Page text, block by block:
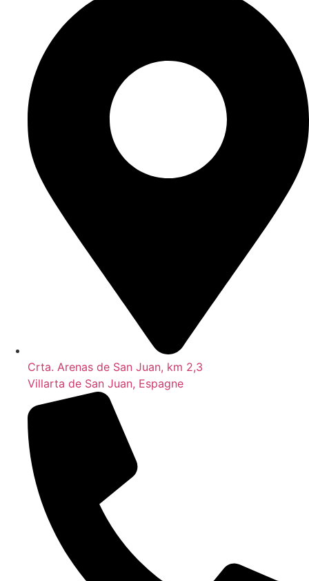
Crta. Arenas de San Juan, km 2,3
Villarta de San Juan, Espagne